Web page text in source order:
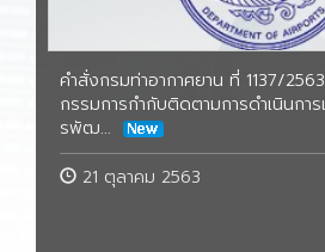
คำสั่งกรมท่าอากาศยาน ที่ 1137/
กรรมการกำกับติดตามการดำเนินกา
รพัฒ...
21 ตุลาคม 2563